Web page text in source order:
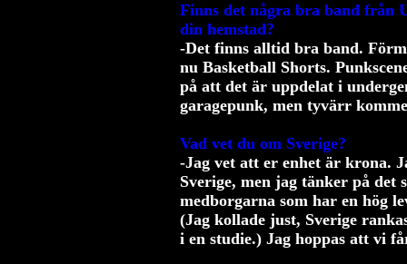
Finns det några bra band från
din hemstad?
-Det finns alltid bra band.
nu Basketball Shorts.
på att det är uppdelat i
garagepunk, men tyvärr
Vad vet du om Sverige?
-Jag vet att er enhet är krona.
Sverige, men jag tänker på det
medborgarna som har en hög
(Jag kollade just, Sverige
i en studie.) Jag hoppas att vi